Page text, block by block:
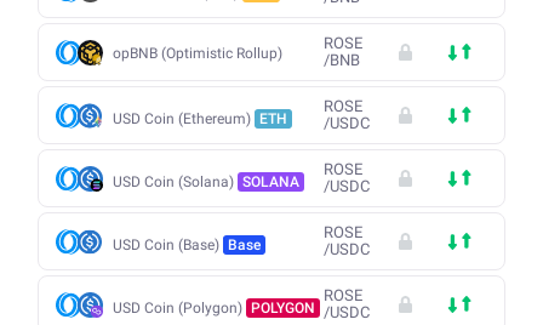
opBNB (Optimistic Rollup)
ROSE
/BNB
USD Coin (Ethereum) ETH
ROSE
/USDC
USD Coin (Solana) SOLANA
ROSE
/USDC
USD Coin (Base) Base
ROSE
/USDC
USD Coin (Polygon) POLYGON
ROSE
/USDC